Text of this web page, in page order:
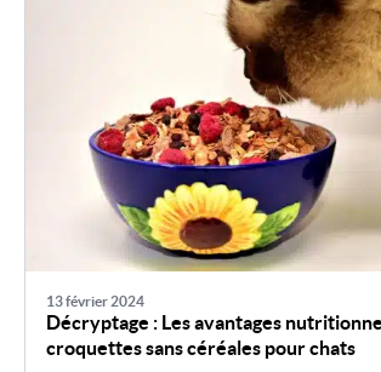
13 février 2024
Décryptage : Les avantages
croquettes sans céréales pour chats